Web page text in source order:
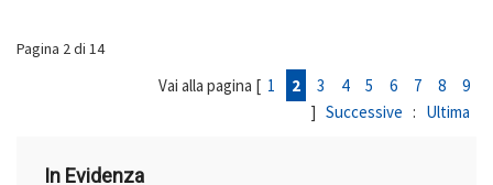
Pagina 2 di 14
Vai alla pagina [ 1 2 3 4 5 6 7 8
9
] Successive : Ultima
In Evidenza